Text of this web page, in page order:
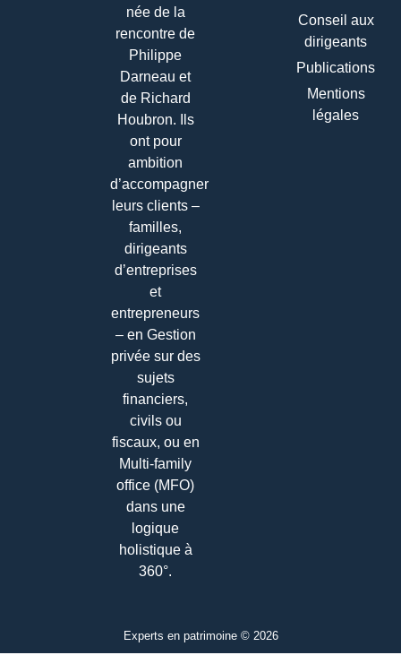
née de la
rencontre de
Philippe
Darneau et
de Richard
Houbron. Ils
ont pour
ambition
d’accompagner
leurs clients –
familles,
dirigeants
d’entreprises
et
entrepreneurs
– en Gestion
privée sur des
sujets
financiers,
civils ou
fiscaux, ou en
Multi-family
office (MFO)
dans une
logique
holistique à
360°.
Conseil aux
dirigeants
Publications
Mentions
légales
Experts en patrimoine © 2026